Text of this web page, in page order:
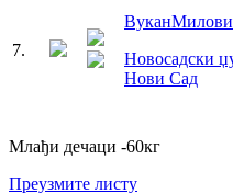
7.
Вукан
Новосадски
Нови Сад
Млађи дечаци -60кг
Преузмите листу